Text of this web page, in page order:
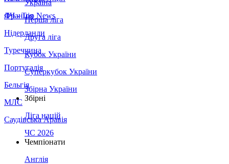
Франція
Нідерланди
Туреччина
Португалія
Бельгія
МЛС
Саудівська Аравія
ЛЧ - Top News
Україна
Перша ліга
Друга ліга
Кубок України
Суперкубок України
Збірна України
Збірні
Ліга націй
ЧС 2026
Чемпіонати
Англія